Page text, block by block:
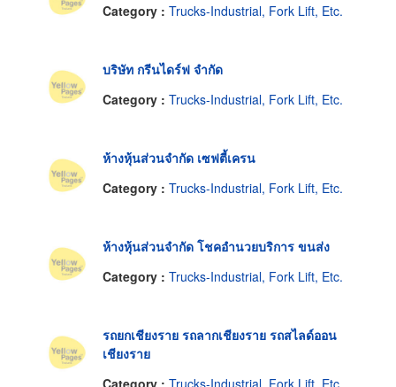
Category : Trucks-Industrial, Fork Lift, Etc.
บริษัท กรีนไดร์ฟ จำกัด
Category : Trucks-Industrial, Fork Lift, Etc.
ห้างหุ้นส่วนจำกัด เซฟตี้เครน
Category : Trucks-Industrial, Fork Lift, Etc.
ห้างหุ้นส่วนจำกัด โชคอำนวยบริการ ขนส่ง
Category : Trucks-Industrial, Fork Lift, Etc.
รถยกเชียงราย รถลากเชียงราย รถสไลด์ออน
เชียงราย
Category : Trucks-Industrial, Fork Lift, Etc.